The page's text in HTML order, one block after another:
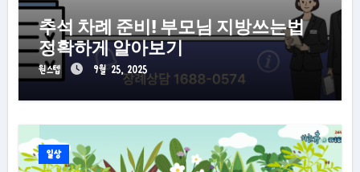
추석 차례 준비! 부모님 지방쓰는법
정확하게 알아보기
원스텝 9월 25, 2025
일상